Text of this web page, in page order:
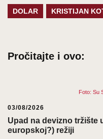
DOLAR KRISTIJAN
Pročitajte i ovo:
Foto: Su
03/08/2026
Upad na devizno tržište
europskoj?) režiji